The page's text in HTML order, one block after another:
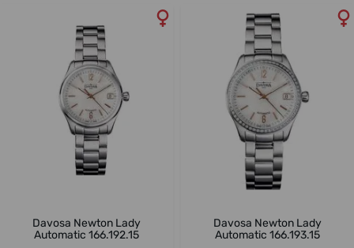
Davosa Newton Lady
Automatic 166.192.15
Davosa Newton Lady
Automatic 166.193.15